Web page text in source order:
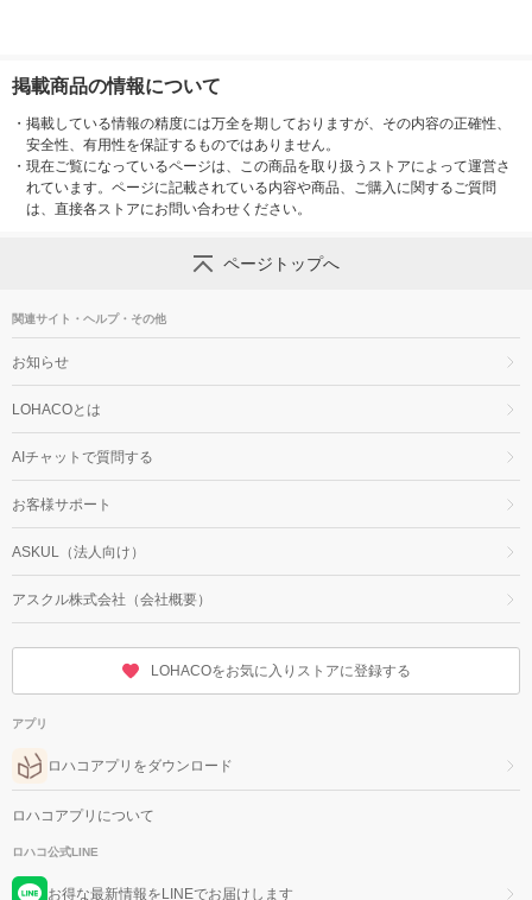
掲載商品の情報について
・ 掲載している情報の精度には万全を期しておりますが、その内容の正確性、
安全性、有用性を保証するものではありません。
・ 現在ご覧になっているページは、この商品を取り扱うストアによって運営さ
れています。ページに記載されている内容や商品、ご購入に関するご質問
は、直接各ストアにお問い合わせください。
ページトップへ
関連サイト・ヘルプ・その他
お知らせ
LOHACOとは
AIチャットで質問する
お客様サポート
ASKUL（法人向け）
アスクル株式会社（会社概要）
LOHACOをお気に入りストアに登録する
アプリ
ロハコアプリをダウンロード
ロハコアプリについて
ロハコ公式LINE
お得な最新情報をLINEでお届けします